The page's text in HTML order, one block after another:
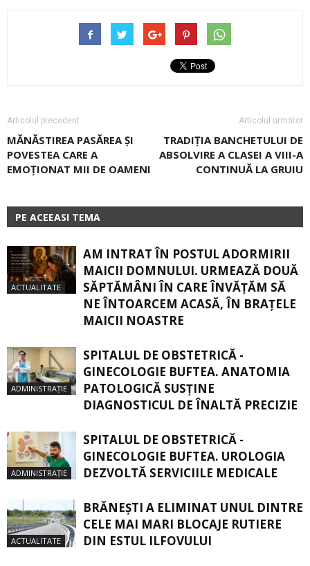
Articolul precedent
MĂNĂSTIREA PASĂREA ȘI
POVESTEA CARE A
EMOȚIONAT MII DE OAMENI
Articolul următor
TRADIȚIA BANCHETULUI DE
ABSOLVIRE A CLASEI A VIII-A
CONTINUĂ LA GRUIU
PE ACEEASI TEMA
ACTUALITATE
AM INTRAT ÎN POSTUL ADORMIRII
MAICII DOMNULUI. URMEAZĂ DOUĂ
SĂPTĂMÂNI ÎN CARE ÎNVĂŢĂM SĂ
NE ÎNTOARCEM ACASĂ, ÎN BRAŢELE
MAICII NOASTRE
ADMINISTRAȚIE
SPITALUL DE OBSTETRICĂ -
GINECOLOGIE BUFTEA. ANATOMIA
PATOLOGICĂ SUSŢINE
DIAGNOSTICUL DE ÎNALTĂ PRECIZIE
ADMINISTRAȚIE
SPITALUL DE OBSTETRICĂ -
GINECOLOGIE BUFTEA. UROLOGIA
DEZVOLTĂ SERVICIILE MEDICALE
ACTUALITATE
BRĂNEȘTI A ELIMINAT UNUL DINTRE
CELE MAI MARI BLOCAJE RUTIERE
DIN ESTUL ILFOVULUI